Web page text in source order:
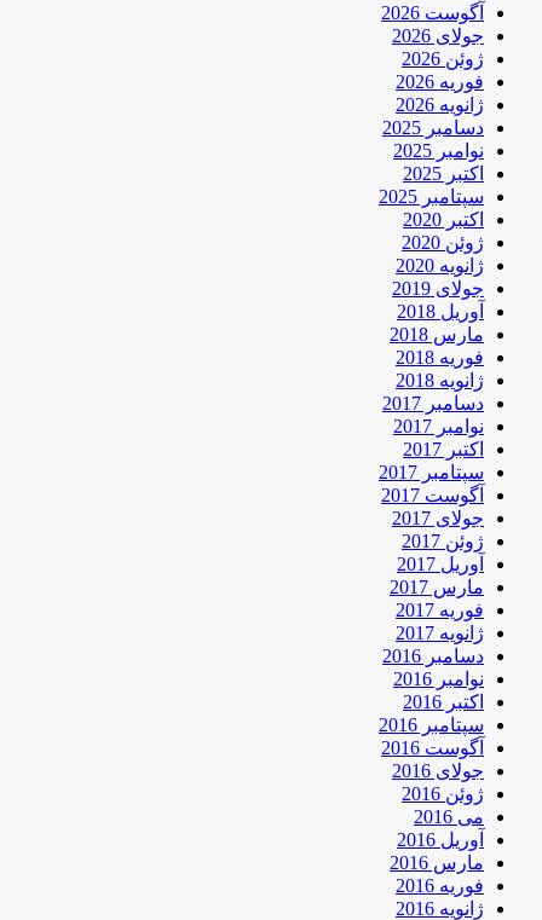
آگوست 2026
جولای 2026
ژوئن 2026
فوریه 2026
ژانویه 2026
دسامبر 2025
نوامبر 2025
اکتبر 2025
سپتامبر 2025
اکتبر 2020
ژوئن 2020
ژانویه 2020
جولای 2019
آوریل 2018
مارس 2018
فوریه 2018
ژانویه 2018
دسامبر 2017
نوامبر 2017
اکتبر 2017
سپتامبر 2017
آگوست 2017
جولای 2017
ژوئن 2017
آوریل 2017
مارس 2017
فوریه 2017
ژانویه 2017
دسامبر 2016
نوامبر 2016
اکتبر 2016
سپتامبر 2016
آگوست 2016
جولای 2016
ژوئن 2016
می 2016
آوریل 2016
مارس 2016
فوریه 2016
ژانویه 2016